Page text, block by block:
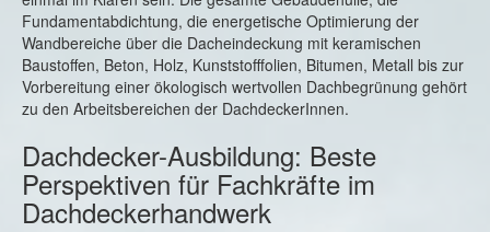
Fundamentabdichtung, die energetische Optimierung der
Wandbereiche über die Dacheindeckung mit keramischen
Baustoffen, Beton, Holz, Kunststofffolien, Bitumen, Metall bis zur
Vorbereitung einer ökologisch wertvollen Dachbegrünung gehört
zu den Arbeitsbereichen der DachdeckerInnen.
Dachdecker-Ausbildung: Beste
Perspektiven für Fachkräfte im
Dachdeckerhandwerk